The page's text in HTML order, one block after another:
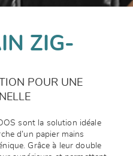
ZIG-
POUR UNE
sont la solution idéale
d’un papier mains
Grâce à leur double